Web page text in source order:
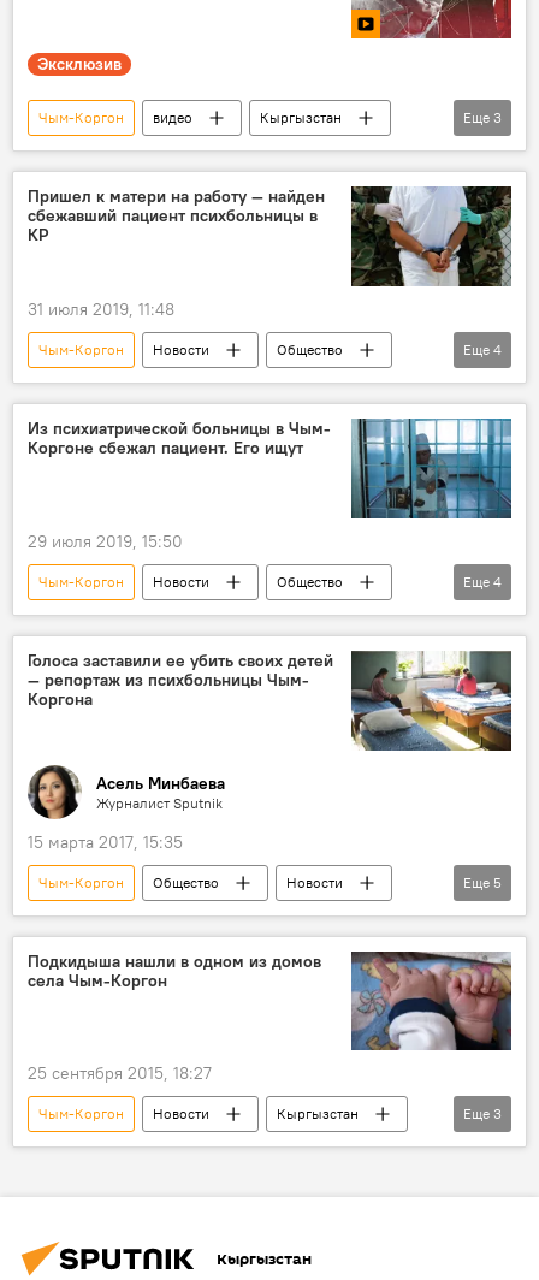
Эксклюзив
Чым-Коргон видео
Кыргызстан
убийство
репортаж
психиатрическая больница
Еще 3
Пришел к матери на работу — найден
сбежавший пациент психбольницы в
КР
31 июля 2019, 11:48
Чым-Коргон Новости
Общество
Кыргызстан
Происшествия
больница
пациент
Еще 4
Из психиатрической больницы в Чым-
Коргоне сбежал пациент. Его ищут
29 июля 2019, 15:50
Чым-Коргон Новости
Общество
Кыргызстан
Происшествия
психиатрическая больница
Еще 4
Голоса заставили ее убить своих детей
— репортаж из психбольницы Чым-
Коргона
Асель Минбаева
Журналист Sputnik
15 марта 2017, 15:35
Чым-Коргон Общество
Новости
Кыргызстан
здоровье
медицина
Еще 5
Подкидыша нашли в одном из домов
села Чым-Коргон
25 сентября 2015, 18:27
Чым-Коргон Новости
Кыргызстан
Общество
Чуйское УВД
Еще 3
Кыргызстан